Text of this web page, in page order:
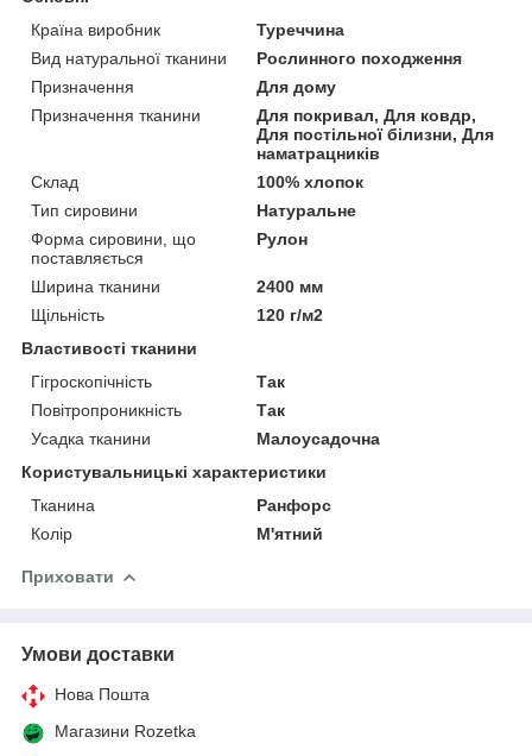
Країна виробник
Туреччина
Вид натуральної тканини
Рослинного походження
Призначення
Для дому
Призначення тканини
Для покривал, Для ковдр,
Для постільної білизни, Для
наматрацників
Склад
100% хлопок
Тип сировини
Натуральне
Форма сировини, що
поставляється
Рулон
Ширина тканини
2400 мм
Щільність
120 г/м2
Властивості тканини
Гігроскопічність
Так
Повітропроникність
Так
Усадка тканини
Малоусадочна
Користувальницькі характеристики
Тканина
Ранфорс
Колір
М'ятний
Приховати
Умови доставки
Нова Пошта
Магазини Rozetka